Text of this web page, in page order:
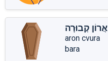
אֲרוֹן קְבוּרָה
aron cvura
bara